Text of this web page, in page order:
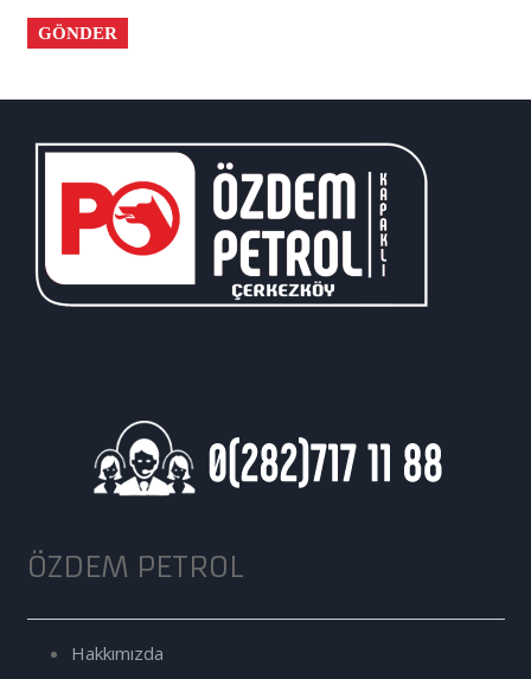
ÖZDEM PETROL
Hakkımızda